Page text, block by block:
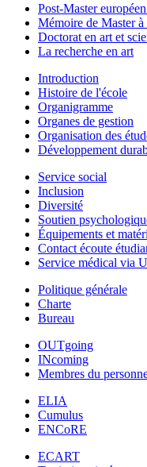
Post-Master
Mémoire de Master
Doctorat en art et
La recherche en art
Introduction
Histoire de l'école
Organigramme
Organes de gestion
Organisation des
Développement
Service social
Inclusion
Diversité
Soutien
Équipements et
Contact écoute
Service médical via
Politique générale
Charte
Bureau
OUTgoing
INcoming
Membres du
ELIA
Cumulus
ENCoRE
ECART